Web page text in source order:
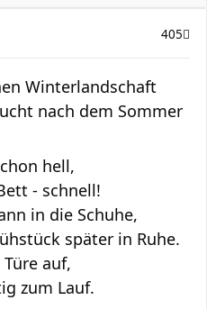
405
Winterlandschaft
nach dem Sommer
hell,
- schnell!
in die Schuhe,
später in Ruhe.
auf,
zum Lauf.